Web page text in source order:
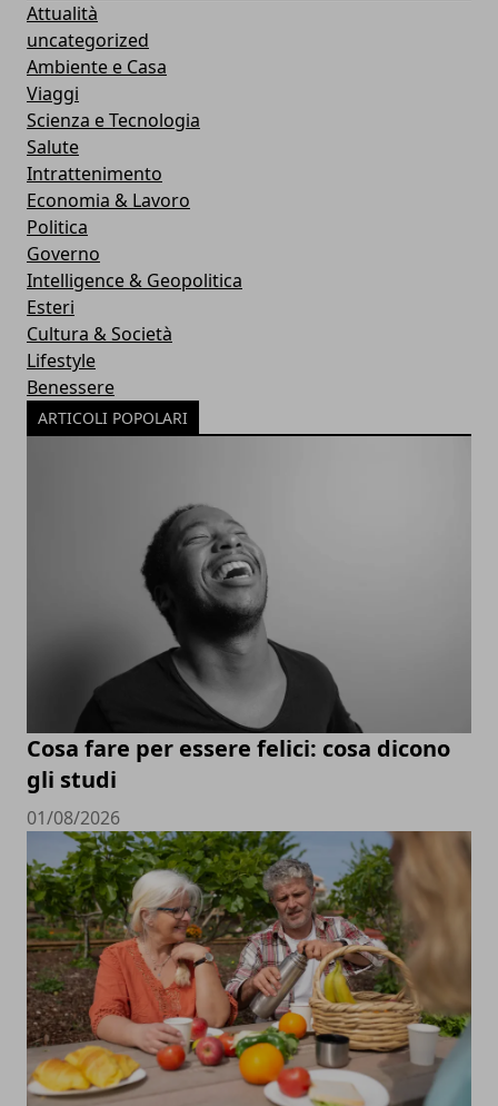
Attualità
uncategorized
Ambiente e Casa
Viaggi
Scienza e Tecnologia
Salute
Intrattenimento
Economia & Lavoro
Politica
Governo
Intelligence & Geopolitica
Esteri
Cultura & Società
Lifestyle
Benessere
ARTICOLI POPOLARI
Cosa fare per essere felici: cosa dicono
gli studi
01/08/2026